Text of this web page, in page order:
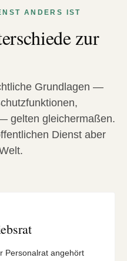
ANDERS IST
zur
Grundlagen —
gelten gleichermaßen.
Dienst aber
Personalrat angehört